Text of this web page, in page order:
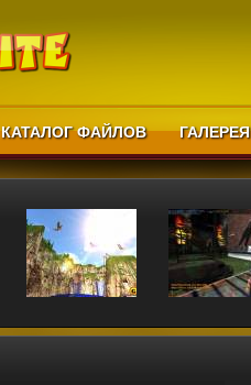
КАТАЛОГ ФАЙЛОВ ГАЛЕРЕЯ